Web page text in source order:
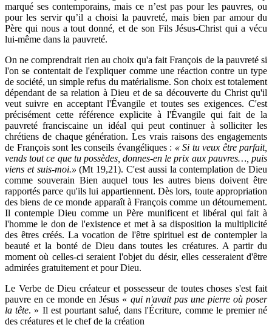
marqué ses contemporains, mais ce n’est pas pour les pauvres, ou
pour les servir qu’il a choisi la pauvreté, mais bien par amour du
Père qui nous a tout donné, et de son Fils Jésus-Christ qui a vécu
lui-même dans la pauvreté.
On ne comprendrait rien au choix qu'a fait François de la pauvreté si
l'on se contentait de l'expliquer comme une réaction contre un type
de société, un simple refus du matérialisme. Son choix est totalement
dépendant de sa relation à Dieu et de sa découverte du Christ qu'il
veut suivre en acceptant l'Évangile et toutes ses exigences. C'est
précisément cette référence explicite à l'Évangile qui fait de la
pauvreté franciscaine un idéal qui peut continuer à solliciter les
chrétiens de chaque génération. Les vrais raisons des engagements
de François sont les conseils évangéliques : « Si tu veux être parfait,
vends tout ce que tu possèdes, donnes-en le prix aux pauvres…, puis
viens et suis-moi.»(Mt 19,21). C'est aussi la contemplation de Dieu
comme souverain Bien auquel tous les autres biens doivent être
rapportés parce qu'ils lui appartiennent. Dès lors, toute appropriation
des biens de ce monde apparaît à François comme un détournement.
Il contemple Dieu comme un Père munificent et libéral qui fait à
l'homme le don de l'existence et met à sa disposition la multiplicité
des êtres créés. La vocation de l'être spirituel est de contempler la
beauté et la bonté de Dieu dans toutes les créatures. A partir du
moment où celles-ci seraient l'objet du désir, elles cesseraient d'être
admirées gratuitement et pour Dieu.
Le Verbe de Dieu créateur et possesseur de toutes choses s'est fait
pauvre en ce monde en Jésus « qui n'avait pas une pierre où poser
la tête. » Il est pourtant salué, dans l'Écriture, comme le premier né
des créatures et le chef de la création